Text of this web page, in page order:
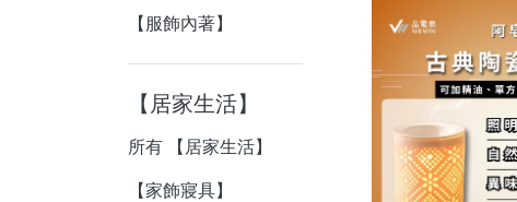
【服飾內著】
【居家生活】
所有 【居家生活】
【家飾寢具】